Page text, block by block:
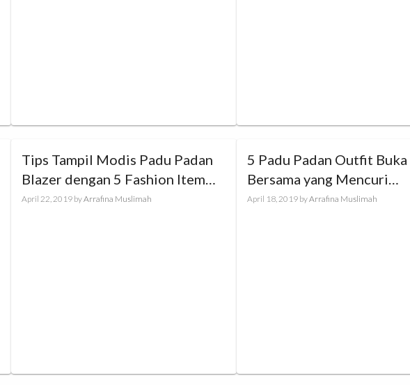
Tips Tampil Modis Padu Padan
Blazer dengan 5 Fashion Item
Ini!
April 22, 2019 byArrafina Muslimah
5 Padu Padan Outfit Buka
Bersama yang Mencuri
Perhatian
April 18, 2019 byArrafina Muslimah